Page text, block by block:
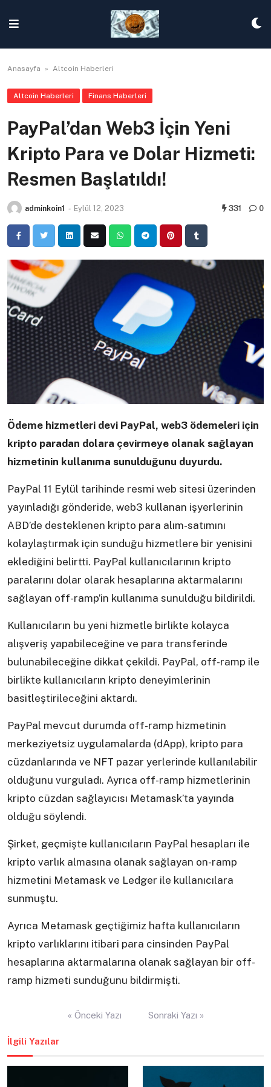
content
Anasayfa » Altcoin Haberleri
Altcoin Haberleri Finans Haberleri
PayPal’dan Web3 İçin Yeni
Kripto Para ve Dolar Hizmeti:
Resmen Başlatıldı!
adminkoin1 - Eylül 12, 2023 331 0
Ödeme hizmetleri devi PayPal, web3 ödemeleri için
kripto paradan dolara çevirmeye olanak sağlayan
hizmetinin kullanıma sunulduğunu duyurdu.
PayPal 11 Eylül tarihinde resmi web sitesi üzerinden
yayınladığı gönderide, web3 kullanan işyerlerinin
ABD’de desteklenen kripto para alım-satımını
kolaylaştırmak için sunduğu hizmetlere bir yenisini
eklediğini belirtti. PayPal kullanıcılarının kripto
paralarını dolar olarak hesaplarına aktarmalarını
sağlayan off-ramp’in kullanıma sunulduğu bildirildi.
Kullanıcıların bu yeni hizmetle birlikte kolayca
alışveriş yapabileceğine ve para transferinde
bulunabileceğine dikkat çekildi. PayPal, off-ramp ile
birlikte kullanıcıların kripto deneyimlerinin
basitleştirileceğini aktardı.
PayPal mevcut durumda off-ramp hizmetinin
merkeziyetsiz uygulamalarda (dApp), kripto para
cüzdanlarında ve NFT pazar yerlerinde kullanılabilir
olduğunu vurguladı. Ayrıca off-ramp hizmetlerinin
kripto cüzdan sağlayıcısı Metamask’ta yayında
olduğu söylendi.
Şirket, geçmişte kullanıcıların PayPal hesapları ile
kripto varlık almasına olanak sağlayan on-ramp
hizmetini Metamask ve Ledger ile kullanıcılara
sunmuştu.
Ayrıca Metamask geçtiğimiz hafta kullanıcıların
kripto varlıklarını itibari para cinsinden PayPal
hesaplarına aktarmalarına olanak sağlayan bir off-
ramp hizmeti sunduğunu bildirmişti.
« Önceki Yazı Sonraki Yazı »
İlgili Yazılar